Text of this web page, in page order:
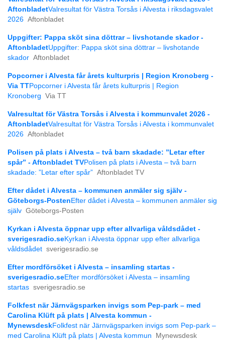
AftonbladetValresultat för Västra Torsås i Alvesta i riksdagsvalet
2026 Aftonbladet
Uppgifter: Pappa sköt sina döttrar – livshotande skador -
AftonbladetUppgifter: Pappa sköt sina döttrar – livshotande
skador Aftonbladet
Popcorner i Alvesta får årets kulturpris | Region Kronoberg -
Via TTPopcorner i Alvesta får årets kulturpris | Region
Kronoberg Via TT
Valresultat för Västra Torsås i Alvesta i kommunvalet 2026 -
AftonbladetValresultat för Västra Torsås i Alvesta i kommunvalet
2026 Aftonbladet
Polisen på plats i Alvesta – två barn skadade: ”Letar efter
spår” - Aftonbladet TVPolisen på plats i Alvesta – två barn
skadade: ”Letar efter spår” Aftonbladet TV
Efter dådet i Alvesta – kommunen anmäler sig själv -
Göteborgs-Posten Efter dådet i Alvesta – kommunen anmäler sig
själv Göteborgs-Posten
Kyrkan i Alvesta öppnar upp efter allvarliga våldsdådet -
sverigesradio.seKyrkan i Alvesta öppnar upp efter allvarliga
våldsdådet sverigesradio.se
Efter mordförsöket i Alvesta – insamling startas -
sverigesradio.seEfter mordförsöket i Alvesta – insamling
startas sverigesradio.se
Folkfest när Järnvägsparken invigs som Pep-park – med
Carolina Klüft på plats | Alvesta kommun -
MynewsdeskFolkfest när Järnvägsparken invigs som Pep-park –
med Carolina Klüft på plats | Alvesta kommun
Mynewsdesk